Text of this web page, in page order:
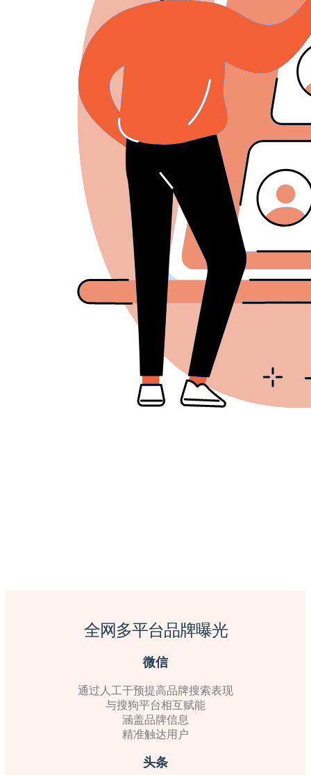
全网多平台品牌曝光
微信
通过人工干预提高品牌搜索表现
与搜狗平台相互赋能
涵盖品牌信息
精准触达用户
头条